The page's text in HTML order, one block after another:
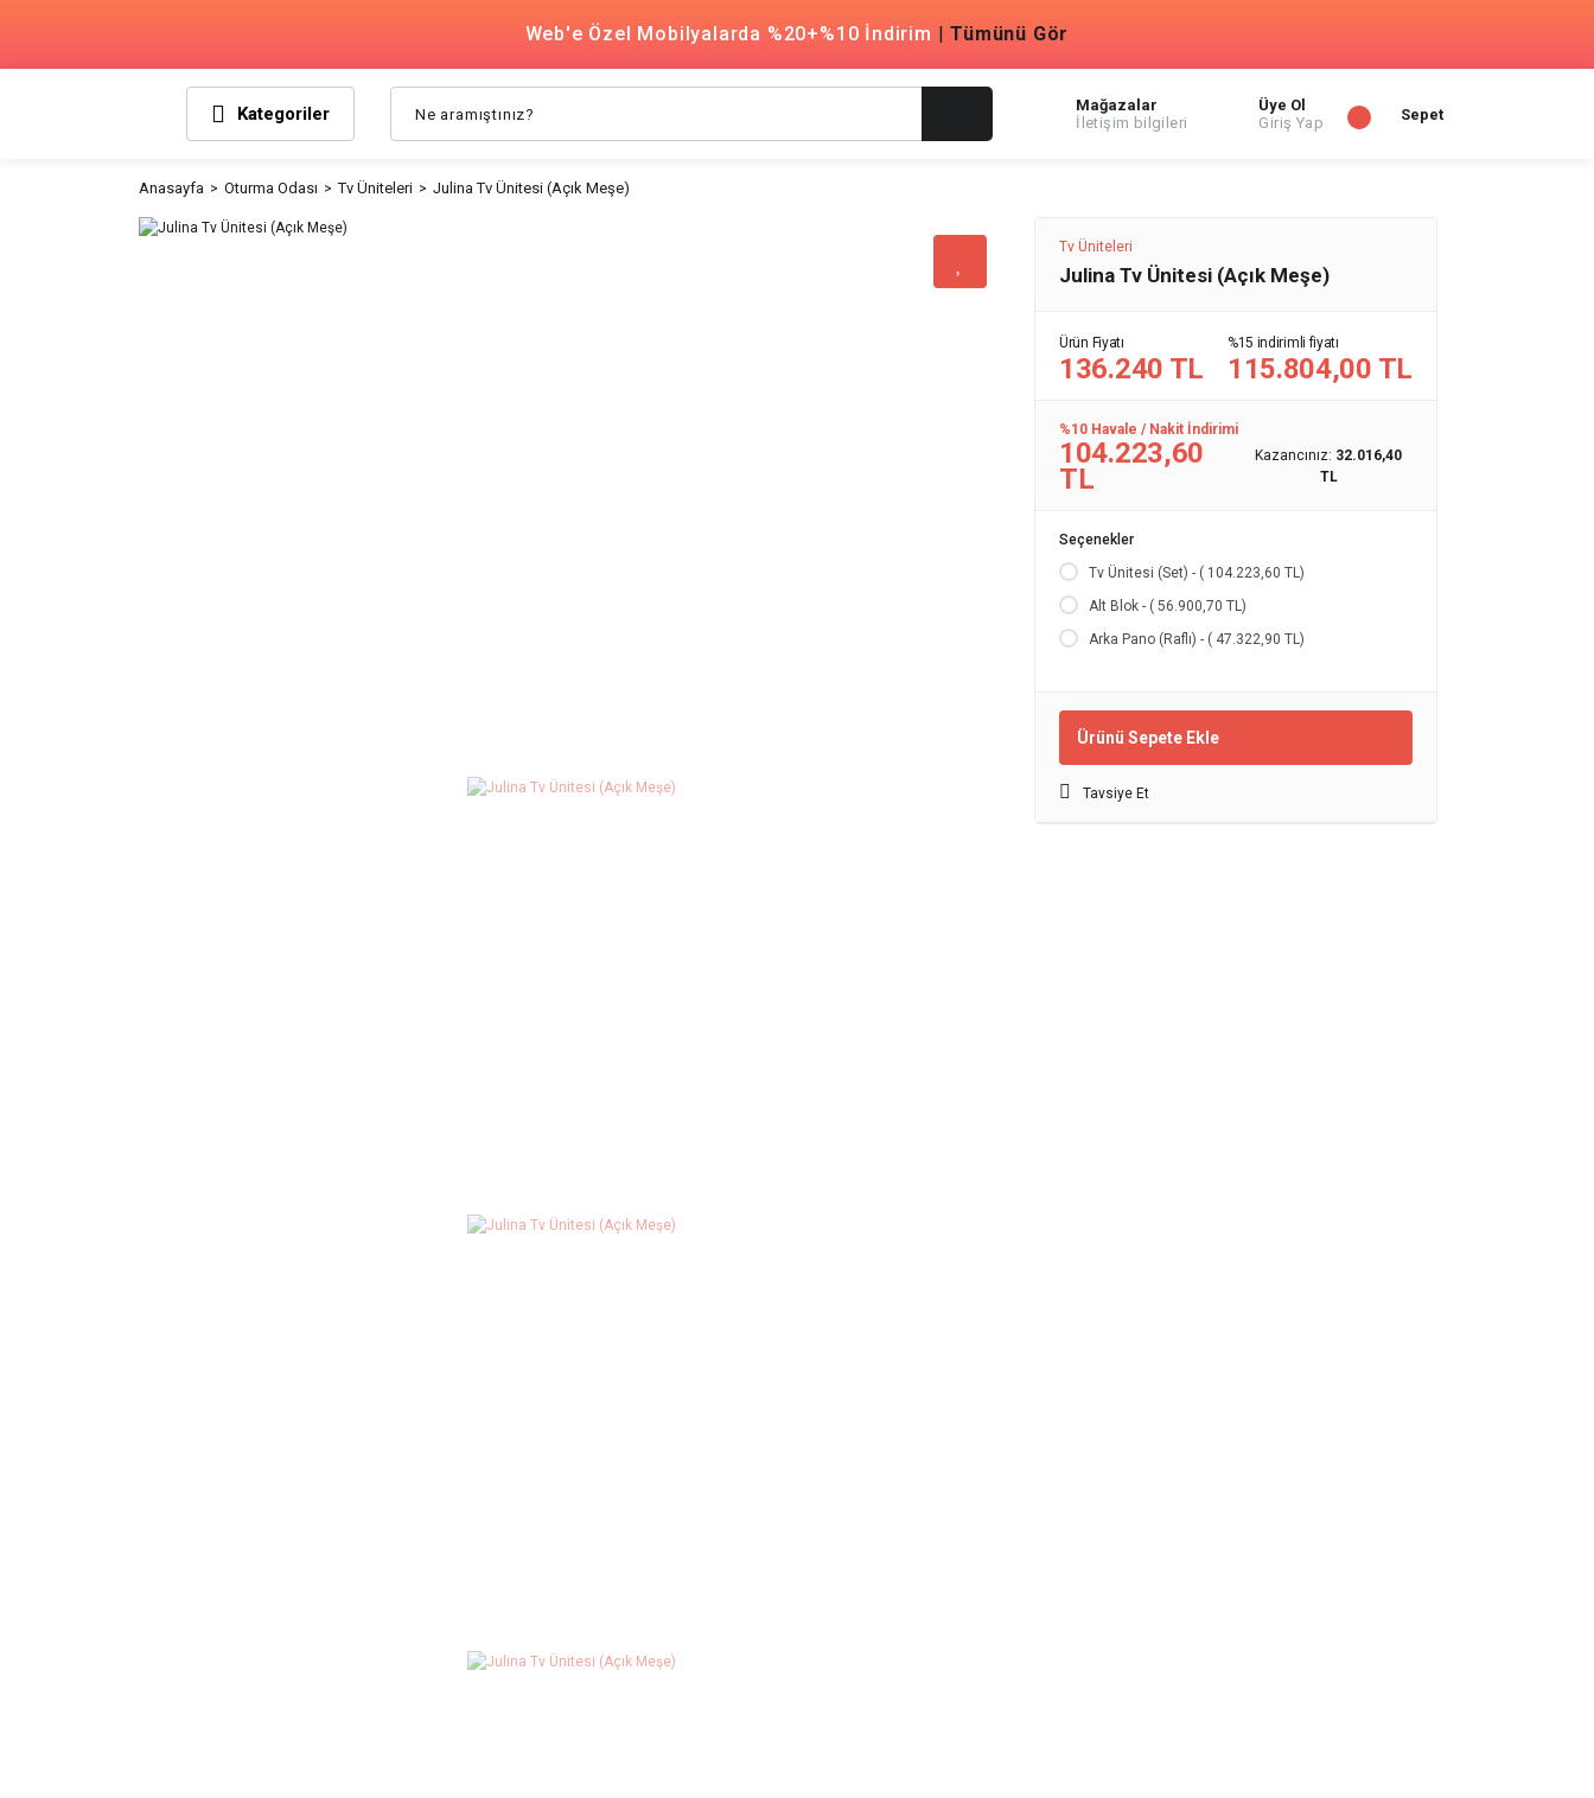
Web'e Özel Mobilyalarda %20+%10 İndirim |Tümünü Gör
Kategoriler
Mağazalar
İletişim bilgileri
Üye Ol
Giriş Yap
Sepet
Anasayfa Oturma Odası Tv Üniteleri Julina Tv Ünitesi (Açık Meşe)
Tv Üniteleri
Julina Tv Ünitesi (Açık Meşe)
Ürün Fiyatı
136.240 TL
%15 indirimli fiyatı
115.804,00 TL
%10 Havale / Nakit İndirimi
104.223,60
TL
Kazancınız: 32.016,40
TL
Seçenekler
Tv Ünitesi (Set) - ( 104.223,60 TL)
Alt Blok - ( 56.900,70 TL)
Arka Pano (Raflı) - ( 47.322,90 TL)
Ürünü Sepete Ekle
Tavsiye Et